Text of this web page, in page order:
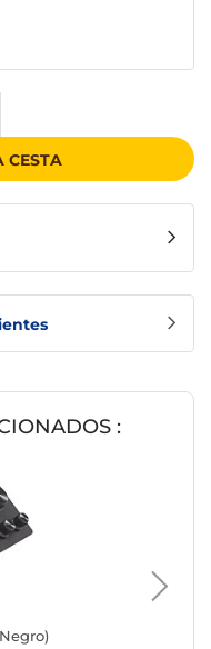
CESTA
: